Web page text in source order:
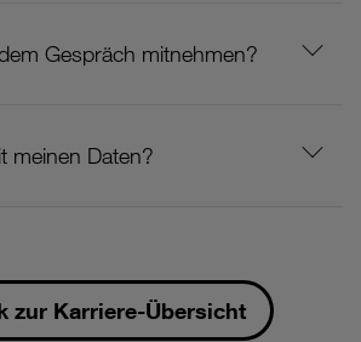
Gespräch mitnehmen?
meinen Daten?
zur Karriere-Übersicht